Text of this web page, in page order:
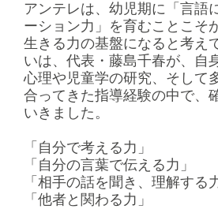
アンテレは、幼児期に「言語
ーション力」を育むことこそ
生きる力の基盤になると考え
いは、代表・藤島千春が、自
心理や児童学の研究、そして
合ってきた指導経験の中で、
いきました。
「自分で考える力」
「自分の言葉で伝える力」
「相手の話を聞き、理解する
「他者と関わる力」